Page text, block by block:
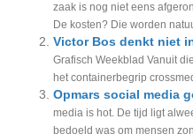
zaak is nog niet eens
De kosten? Die worden
Victor Bos denkt niet
Grafisch Weekblad Vanuit
het containerbegrip
Opmars social media
media is hot. De tijd ligt
bedoeld was om mensen